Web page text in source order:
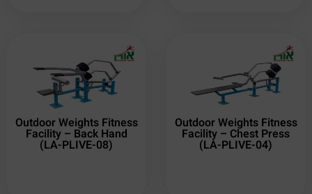
Outdoor Weights Fitness
Facility – Back Hand
(LA-PLIVE-08)
Outdoor Weights Fitness
Facility – Chest Press
(LA-PLIVE-04)